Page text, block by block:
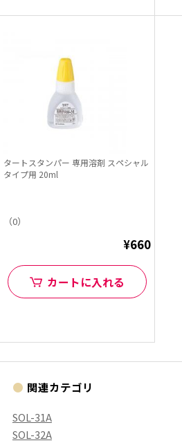
タートスタンパー 専用溶剤 スペシャル
タイプ用 20ml
（0）
¥660
カートに入れる
関連カテゴリ
SOL-31A
SOL-32A